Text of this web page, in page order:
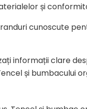
și
cunoscute
informații clare
și bumbacului